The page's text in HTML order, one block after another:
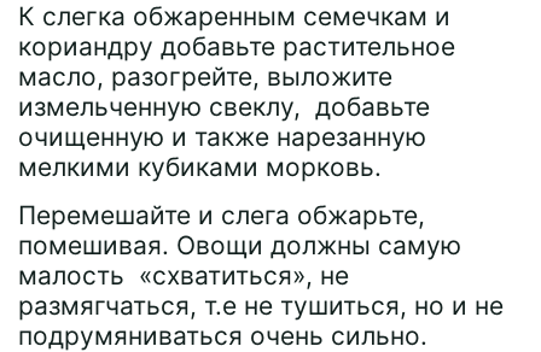
К слегка обжаренным семечкам и
кориандру добавьте растительное
масло, разогрейте, выложите
измельченную свеклу, добавьте
очищенную и также нарезанную
мелкими кубиками морковь.
Перемешайте и слега обжарьте,
помешивая. Овощи должны самую
малость «схватиться», не
размягчаться, т.е не тушиться, но и не
подрумяниваться очень сильно.